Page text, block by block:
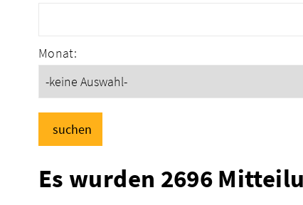
Monat:
suchen
Es wurden 2696